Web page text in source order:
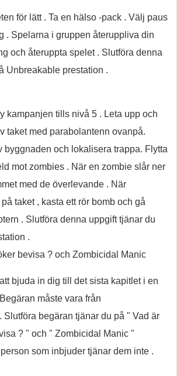
för lätt . Ta en hälso -pack . Välj paus
. Spelarna i gruppen återuppliva din
och återuppta spelet . Slutföra denna
Unbreakable prestation .
kampanjen tills nivå 5 . Leta upp och
taket med parabolantenn ovanpå.
byggnaden och lokalisera trappa. Flytta
mot zombies . När en zombie slår ner
med de överlevande . När
taket , kasta ett rör bomb och gå
. Slutföra denna uppgift tjänar du
.
bevisa ? och Zombicidal Manic
bjuda in dig till det sista kapitlet i en
måste vara från
Slutföra begäran tjänar du på " Vad är
? " och " Zombicidal Manic "
som inbjuder tjänar dem inte .